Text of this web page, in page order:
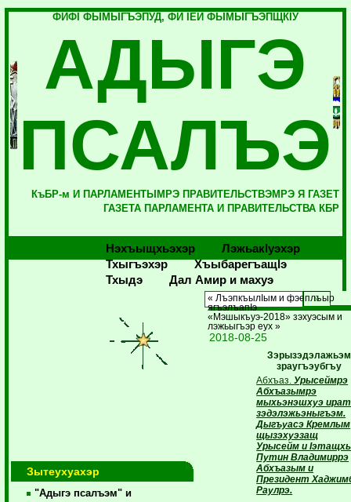
ФИФI ФЫМЫГЪЭПУД, ФИ IЕЙ ФЫМЫГЪЭПЩКIУ
АДЫГЭ
ПСАЛЪЭ
КъБР-м И ПАРЛАМЕНТЫМРЭ ПРАВИТЕЛЬСТВЭМРЭ Я ГАЗЕТ
ГАЗЕТА ПАРЛАМЕНТА И ПРАВИТЕЛЬСТВА КБР
Нэхъыщхьэхэр
Лэжьакlуэхэр
Тхыгъэхэр
Хъыбарегъащlэ
Тхыдэ
Дал Амир и махуэ
Зытеухуахэр
"Адыгэ псалъэм" и
« ЛъэпкъылIым и фэеплъыр
ягъэлъапIэ
«Мэшыкъуэ-2018» зэхуэсым и
лэжьыгъэр еух »
2018-08-25
Зэрызэдэлажьэм
зраугъэубгъу
Абхъаз.Урысеймрэ
Абхъазымрэ
мыхьэнэшхуэ
зэдэлэжьэныгъэм.
Дыгъуасэ Кремлым
щызэхуэзащ
Урысейм и
Путин Владимиррэ
Абхъазым и
Президент
Раулрэ.